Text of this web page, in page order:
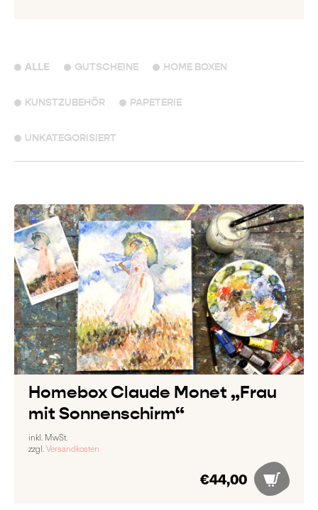
ALLE GUTSCHEINE HOME BOXEN
KUNSTZUBEHÖR PAPETERIE
UNKATEGORISIERT
Homebox Claude Monet „Frau
mit Sonnenschirm“
€44,00
inkl. MwSt.
zzgl. Versandkosten